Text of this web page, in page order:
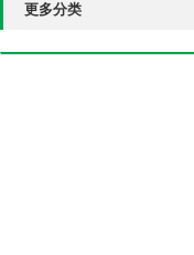
更多分类